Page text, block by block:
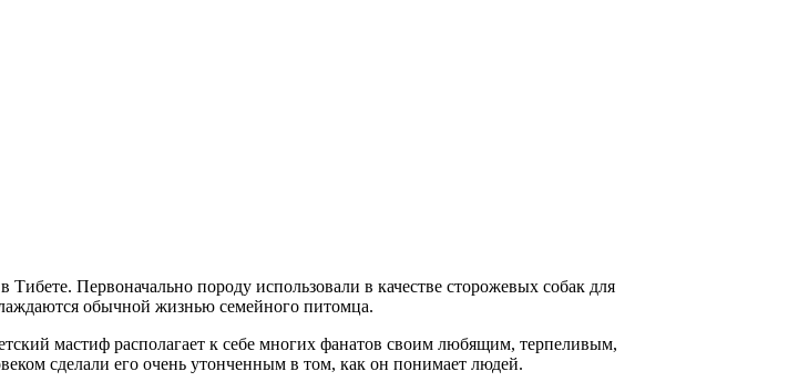
Первоначально породу использовали в качестве сторожевых собак для
обычной жизнью семейного питомца.
мастиф располагает к себе многих фанатов своим любящим, терпеливым,
сделали его очень утонченным в том, как он понимает людей.